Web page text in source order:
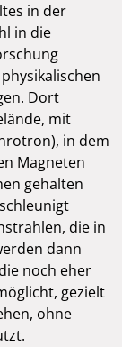
in der
in die
Dort
mit
in dem
Magneten
gehalten
die in
dann
noch eher
gezielt
ohne